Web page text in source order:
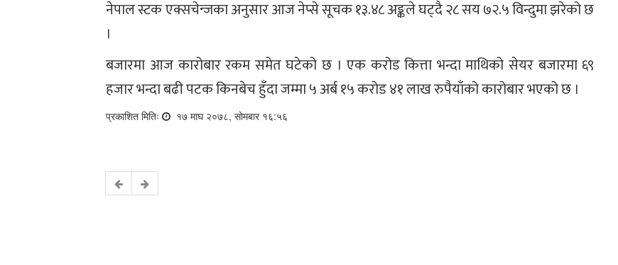
नेपाल स्टक एक्सचेन्जका अनुसार आज नेप्से सूचक १३.४८ अङ्कले घट्दै २८ सय ७२.५ विन्दुमा झरेको छ
।
बजारमा आज कारोबार रकम समेत घटेको छ । एक करोड कित्ता भन्दा माथिको सेयर बजारमा ६९
हजार भन्दा बढी पटक किनबेच हुँदा जम्मा ५ अर्ब १५ करोड ४१ लाख रुपैयाँको कारोबार भएको छ ।
प्रकाशित मितिः १७ माघ २०७८, सोमबार १६:५६